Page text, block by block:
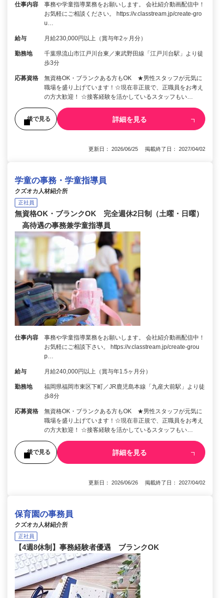
仕事内容
事務や学童指導業務をお願いします。 会社紹介動画配信中！
お気軽にご相談ください。 https://v.classtream.jp/create-gro
u…
給与 月給230,000円以上（賞与年2ヶ月分）
勤務地
千葉県流山市江戸川台東／東武野田線「江戸川台駅」より徒
歩3分
応募資格
無資格OK・ブランクある方もOK ★男性スタッフが元気に
職場を盛り上げています！☆現在非正規で、正職員をお考え
の方大歓迎！ ☆接客経験を活かしているスタッフもい…
後で見る 詳細を見る
更新日： 2026/06/25 掲載終了日： 2027/04/02
学童の事務・学童指導員
クズオカ人材紹介所
正社員
無資格OK・ブランクOK 完全週休2日制（土曜・日曜）
高待遇の事務兼学童指導員
仕事内容
事務や学童指導業務をお願いします。 会社紹介動画配信中！
お気軽にご相談下さい。 https://v.classtream.jp/create-grou
p…
給与 月給240,000円以上（賞与年1.5ヶ月分）
勤務地
福岡県福岡市東区下町／JR鹿児島本線「九産大前駅」より徒
歩8分
応募資格
無資格OK・ブランクある方もOK ★男性スタッフが元気に
職場を盛り上げています！☆現在非正規で、正職員をお考え
の方大歓迎！ ☆接客経験を活かしているスタッフもい…
後で見る 詳細を見る
更新日： 2026/06/26 掲載終了日： 2027/04/02
保育園の事務員
クズオカ人材紹介所
正社員
【4週8休制】事務経験者優遇 ブランクOK